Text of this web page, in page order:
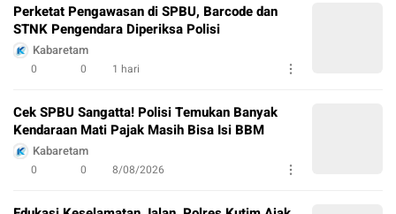
Perketat Pengawasan di SPBU, Barcode dan
STNK Pengendara Diperiksa Polisi
Kabaretam
0 0 1 hari
Cek SPBU Sangatta! Polisi Temukan Banyak
Kendaraan Mati Pajak Masih Bisa Isi BBM
Kabaretam
0 0 8/08/2026